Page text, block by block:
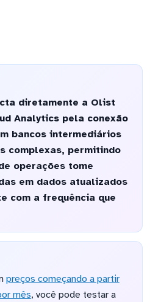
diretamente a Olist
Analytics pela conexão
bancos intermediários
complexas, permitindo
operações tome
em dados atualizados
com a frequência que
preços começando a partir
mês, você pode testar a